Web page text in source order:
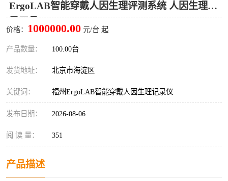
ErgoLAB智能穿戴人因生理评测系统 人因生理记
价格： 1000000.00 元/台 起
产品数量： 100.00台
发货地址： 北京市海淀区
关键词： 福州ErgoLAB智能穿戴人因生理记录仪
发布日期： 2026-08-06
阅 读 量： 351
产品描述